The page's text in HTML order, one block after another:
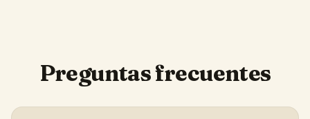
Preguntas frecuentes